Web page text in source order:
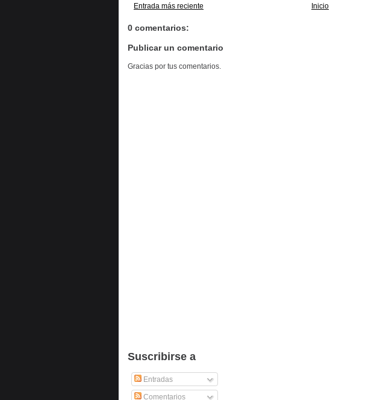
Entrada más reciente Inicio
0 comentarios:
Publicar un comentario
Gracias por tus comentarios.
Suscribirse a
Entradas
Comentarios